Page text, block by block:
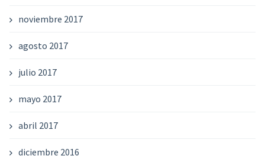
noviembre 2017
agosto 2017
julio 2017
mayo 2017
abril 2017
diciembre 2016